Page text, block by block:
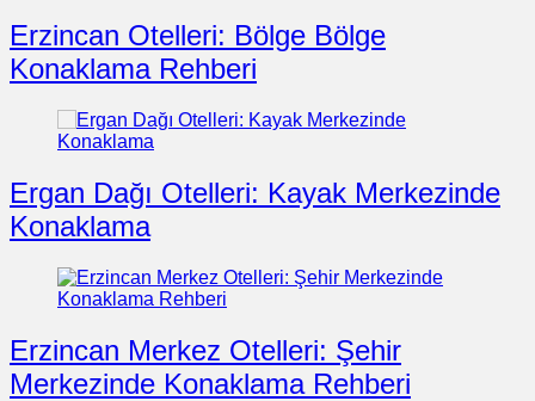
Erzincan Otelleri: Bölge Bölge
Konaklama Rehberi
Ergan Dağı Otelleri: Kayak Merkezinde
Konaklama
Erzincan Merkez Otelleri: Şehir
Merkezinde Konaklama Rehberi